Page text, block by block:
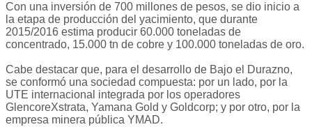
Con una inversión de 700 millones de pesos, se dio inicio a
la etapa de producción del yacimiento, que durante
2015/2016 estima producir 60.000 toneladas de
concentrado, 15.000 tn de cobre y 100.000 toneladas de oro.
Cabe destacar que, para el desarrollo de Bajo el Durazno,
se conformó una sociedad compuesta: por un lado, por la
UTE internacional integrada por los operadores
GlencoreXstrata, Yamana Gold y Goldcorp; y por otro, por la
empresa minera pública YMAD.